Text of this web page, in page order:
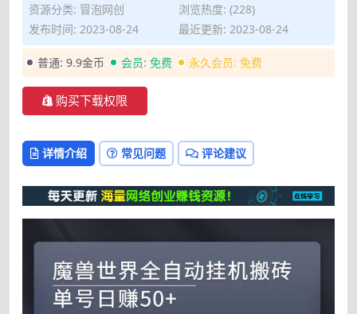
资源分类: 冒泡网创
浏览热度: (228)
发布时间: 2023-08-24
最近更新: 2023-08-24
普通: 9.9金币 会员: 免费 永久会员: 免费
购买下载权限
详情介绍 常见问题 评论建议